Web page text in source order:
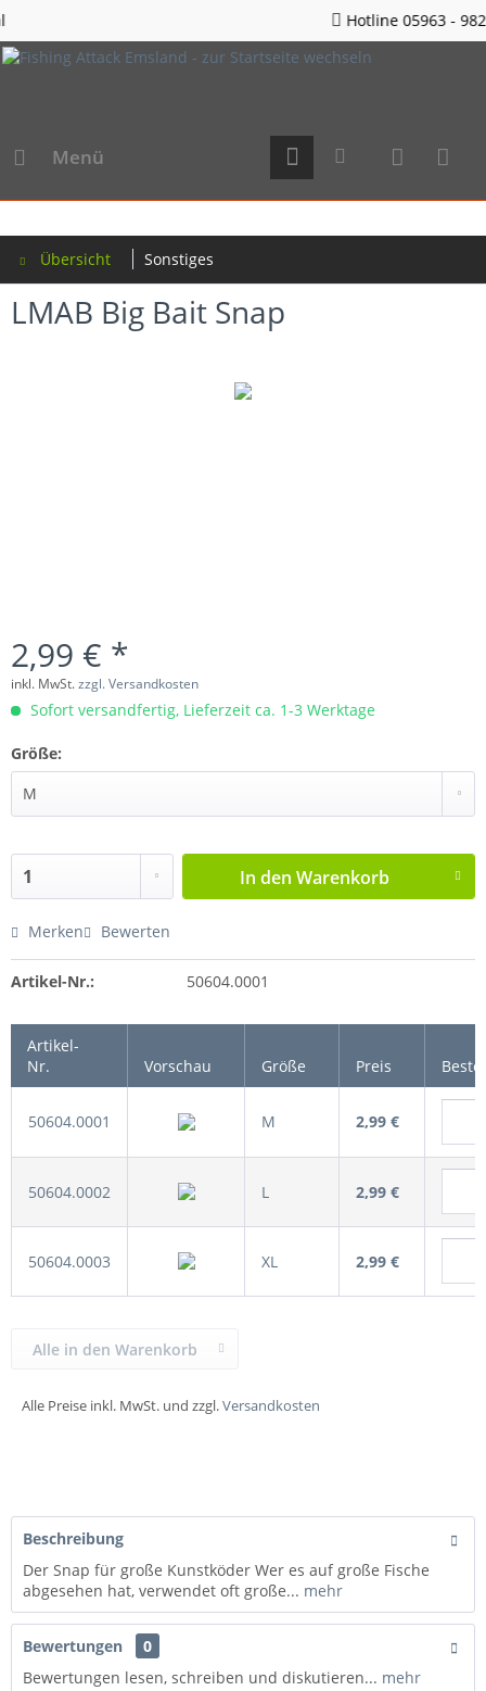
Hotline 05963 - 982823
Menü
Übersicht Sonstiges
LMAB Big Bait Snap
2,99 € *
inkl. MwSt.zzgl. Versandkosten
Sofort versandfertig, Lieferzeit ca. 1-3 Werktage
Größe:
In den Warenkorb
Merken Bewerten
Artikel-Nr.: 50604.0001
Artikel-
Nr.
Vorschau Größe Preis
50604.0001 M 2,99 €
50604.0002 L 2,99 €
50604.0003 XL 2,99 €
Alle Preise inkl. MwSt. und zzgl.Versandkosten
Alle in den Warenkorb
Beschreibung
Der Snap für große Kunstköder Wer es auf große Fische
abgesehen hat, verwendet oft große... mehr
Bewertungen
0
Bewertungen lesen, schreiben und diskutieren... mehr